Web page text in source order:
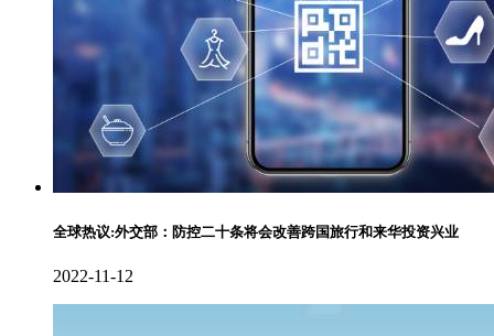
全球热议:外交部：防控二十条将会改善跨国旅行和来华投资兴业
2022-11-12